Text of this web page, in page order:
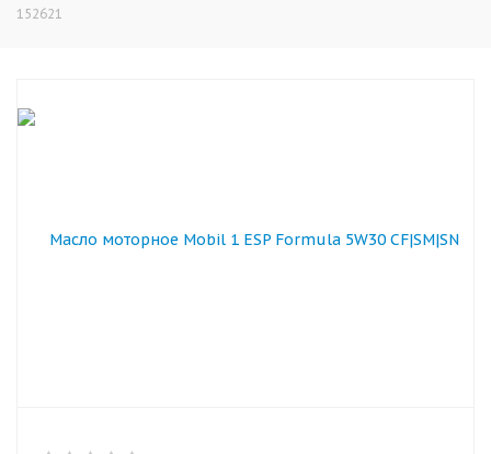
152621